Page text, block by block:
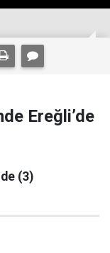
Ereğli’de
(3)